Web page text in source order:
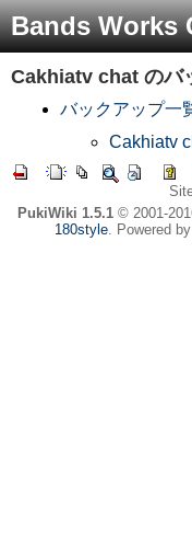
Bands Works
Cakhiatv chat のバ
バックアップ一
Cakhiatv
PukiWiki 1.5.1© 2001-
180style. Powered